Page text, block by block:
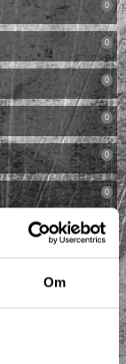
Om
0
0
0
0
0
0
0